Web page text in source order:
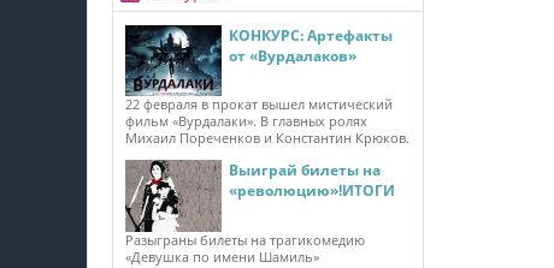
КОНКУРС: Артефакты
от «Вурдалаков»
22 февраля в прокат вышел мистический
фильм «Вурдалаки». В главных ролях
Михаил Пореченков и Константин Крюков.
Выиграй билеты на
«революцию»!ИТОГИ
Разыграны билеты на трагикомедию
«Девушка по имени Шамиль»